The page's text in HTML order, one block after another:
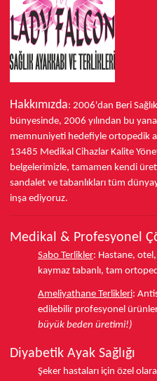
Hakkımızda: 2006'dan Beri
bünyesinde, 2006 yılından bu yana
memnuniyeti hedefiyle ortopedik
13485 Medikal Cihazlar Kalite
belgelerimizle, tamamen kendi
sandalet ve tabanlıkları tüm
inşa ediyoruz.
Medikal & Profesyonel
Sabo Terlikler: Hastane,
kaymaz tabanlı, tam
Ameliyathane Terlikleri:
edilebilir profesyonel
büyük beden üretimi!)
Diyabetik Ayak Sağlığı
Şeker hastaları için özel